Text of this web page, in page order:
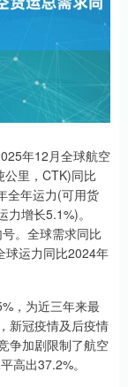
年12月全球航空
里，CTK)同比
全年运力(可用货
增长5.1%)。
。全球需求同比
球运力同比2024年
，为近三年来最
新冠疫情及后疫情
争加剧限制了航空
高出37.2%。